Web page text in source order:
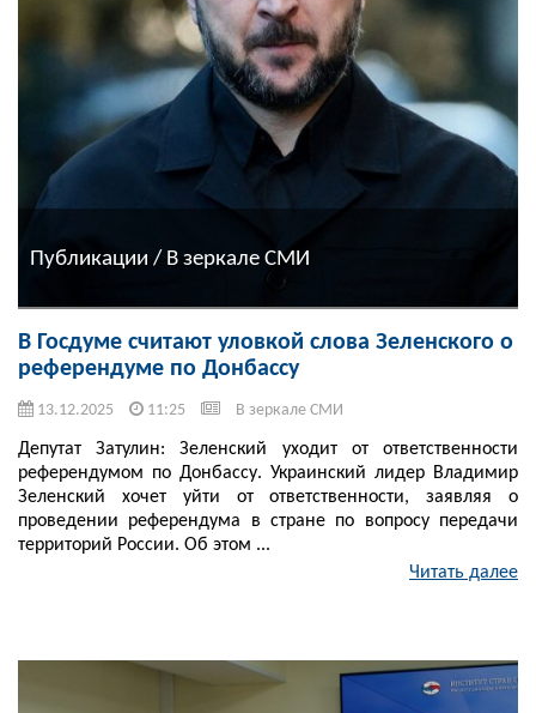
Публикации / В зеркале СМИ
В Госдуме считают уловкой слова Зеленского о
референдуме по Донбассу
13.12.2025 11:25 В зеркале СМИ
Депутат Затулин: Зеленский уходит от ответственности
референдумом по Донбассу. Украинский лидер Владимир
Зеленский хочет уйти от ответственности, заявляя о
проведении референдума в стране по вопросу передачи
территорий России. Об этом ...
Читать далее